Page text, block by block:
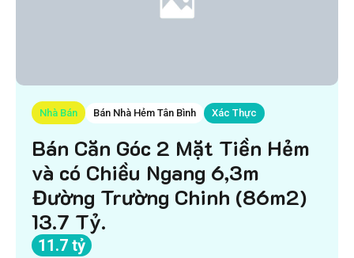
Nhà Bán Bán Nhà Hẻm Tân Bình Xác Thực
Bán Căn Góc 2 Mặt Tiền Hẻm
và có Chiều Ngang 6,3m
Đường Trường Chinh (86m2)
13.7 Tỷ.
11.7 tỷ